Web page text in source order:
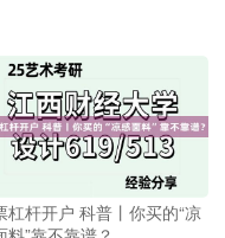
杠杆开户 科普丨你买的“凉